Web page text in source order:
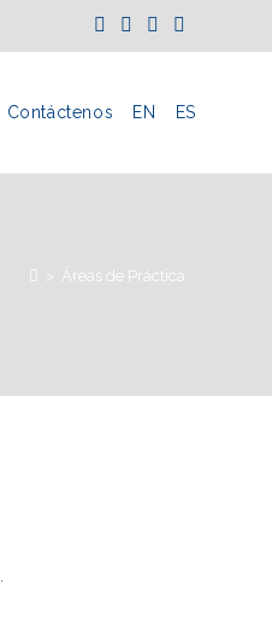
Contáctenos EN ES
> Áreas de Práctica